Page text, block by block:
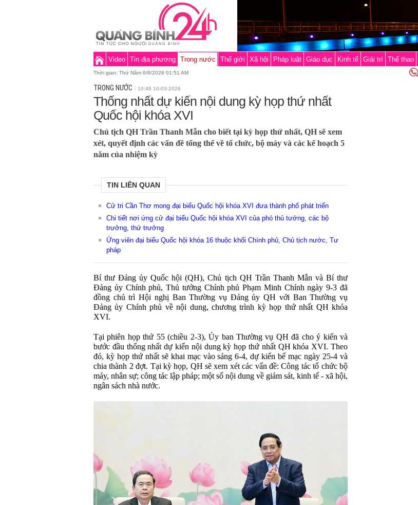
Video Tin địa phương Trong nước Thế giới Xã hội Pháp luật Giáo dục Kinh tế Giải trí Thể thao
Thời gian: Thứ Năm 6/8/2026 01:51 AM
TRONG NƯỚC 10:46 10-03-2026
Thống nhất dự kiến nội dung kỳ họp thứ nhất
Quốc hội khóa XVI
Chủ tịch QH Trần Thanh Mẫn cho biết tại kỳ họp thứ nhất, QH sẽ xem
xét, quyết định các vấn đề tổng thể về tổ chức, bộ máy và các kế hoạch 5
năm của nhiệm kỳ
TIN LIÊN QUAN
Cử tri Cần Thơ mong đại biểu Quốc hội khóa XVI đưa thành phố phát triển
Chi tiết nơi ứng cử đại biểu Quốc hội khóa XVI của phó thủ tướng, các bộ
trưởng, thứ trưởng
Ứng viên đại biểu Quốc hội khóa 16 thuộc khối Chính phủ, Chủ tịch nước, Tư
pháp
Bí thư Đảng ủy Quốc hội (QH), Chủ tịch QH Trần Thanh Mẫn và Bí thư
Đảng ủy Chính phủ, Thủ tướng Chính phủ Phạm Minh Chính ngày 9-3 đã
đồng chủ trì Hội nghị Ban Thường vụ Đảng ủy QH với Ban Thường vụ
Đảng ủy Chính phủ về nội dung, chương trình kỳ họp thứ nhất QH khóa
XVI.
Tại phiên họp thứ 55 (chiều 2-3), Ủy ban Thường vụ QH đã cho ý kiến và
bước đầu thống nhất dự kiến nội dung kỳ họp thứ nhất QH khóa XVI. Theo
đó, kỳ họp thứ nhất sẽ khai mạc vào sáng 6-4, dự kiến bế mạc ngày 25-4 và
chia thành 2 đợt. Tại kỳ họp, QH sẽ xem xét các vấn đề: Công tác tổ chức bộ
máy, nhân sự; công tác lập pháp; một số nội dung về giám sát, kinh tế - xã hội,
ngân sách nhà nước.